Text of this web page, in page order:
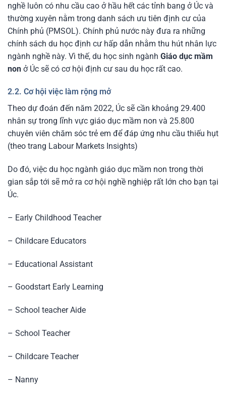
nghề luôn có nhu cầu cao ở hầu hết các tỉnh bang ở Úc và
thường xuyên nằm trong danh sách ưu tiên định cư của
Chính phủ (PMSOL). Chính phủ nước này đưa ra những
chính sách du học định cư hấp dẫn nhằm thu hút nhân lực
ngành nghề này. Vì thế, du học sinh ngành Giáo dục mầm
non ở Úc sẽ có cơ hội định cư sau du học rất cao.
2.2. Cơ hội việc làm rộng mở
Theo dự đoán đến năm 2022, Úc sẽ cần khoảng 29.400
nhân sự trong lĩnh vực giáo dục mầm non và 25.800
chuyên viên chăm sóc trẻ em để đáp ứng nhu cầu thiếu hụt
(theo trang Labour Markets Insights)
Do đó, việc du học ngành giáo dục mầm non trong thời
gian sắp tới sẽ mở ra cơ hội nghề nghiệp rất lớn cho bạn tại
Úc.
– Early Childhood Teacher
– Childcare Educators
– Educational Assistant
– Goodstart Early Learning
– School teacher Aide
– School Teacher
– Childcare Teacher
– Nanny